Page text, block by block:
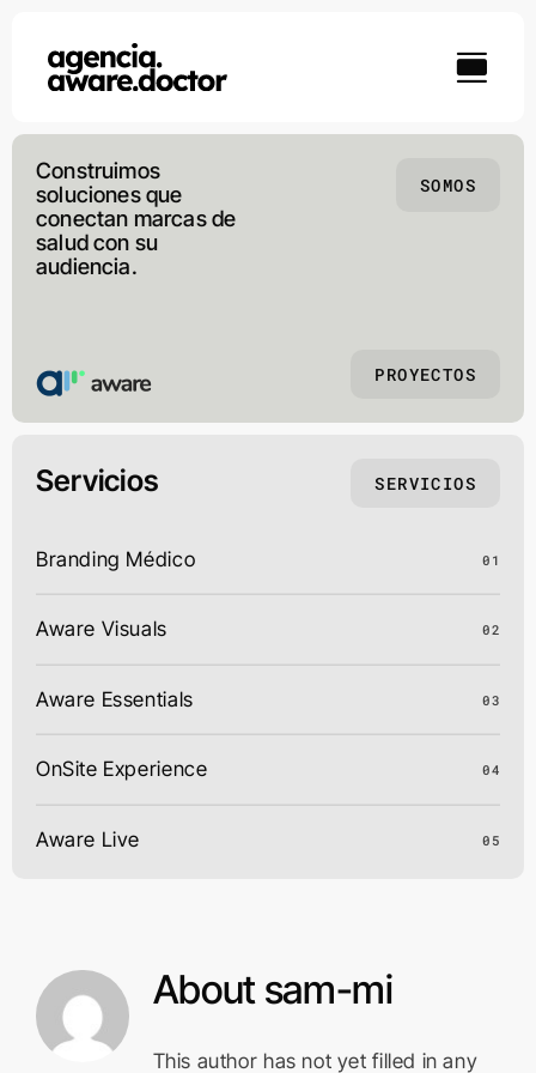
content
Construimos
soluciones que
conectan marcas de
salud con su
audiencia.
SOMOS
PROYECTOS
Servicios SERVICIOS
Branding Médico 01
Aware Visuals 02
Aware Essentials 03
OnSite Experience 04
Aware Live 05
About sam-mi
This author has not yet filled in any
Acción 36º
PRED: Programa
Rápido